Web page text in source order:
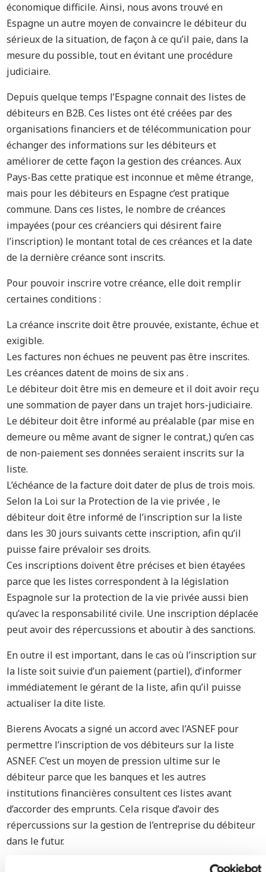
économique difficile. Ainsi, nous avons trouvé en
Espagne un autre moyen de convaincre le débiteur du
sérieux de la situation, de façon à ce qu’il paie, dans la
mesure du possible, tout en évitant une procédure
judiciaire.
Depuis quelque temps l’Espagne connait des listes de
débiteurs en B2B. Ces listes ont été créées par des
organisations financiers et de télécommunication pour
échanger des informations sur les débiteurs et
améliorer de cette façon la gestion des créances. Aux
Pays-Bas cette pratique est inconnue et même étrange,
mais pour les débiteurs en Espagne c’est pratique
commune. Dans ces listes, le nombre de créances
impayées (pour ces créanciers qui désirent faire
l’inscription) le montant total de ces créances et la date
de la dernière créance sont inscrits.
Pour pouvoir inscrire votre créance, elle doit remplir
certaines conditions :
La créance inscrite doit être prouvée, existante, échue et
exigible.
Les factures non échues ne peuvent pas être inscrites.
Les créances datent de moins de six ans .
Le débiteur doit être mis en demeure et il doit avoir reçu
une sommation de payer dans un trajet hors-judiciaire.
Le débiteur doit être informé au préalable (par mise en
demeure ou même avant de signer le contrat,) qu’en cas
de non-paiement ses données seraient inscrits sur la
liste.
L’échéance de la facture doit dater de plus de trois mois.
Selon la Loi sur la Protection de la vie privée , le
débiteur doit être informé de l’inscription sur la liste
dans les 30 jours suivants cette inscription, afin qu’il
puisse faire prévaloir ses droits.
Ces inscriptions doivent être précises et bien étayées
parce que les listes correspondent à la législation
Espagnole sur la protection de la vie privée aussi bien
qu’avec la responsabilité civile. Une inscription déplacée
peut avoir des répercussions et aboutir à des sanctions.
En outre il est important, dans le cas où l’inscription sur
la liste soit suivie d’un paiement (partiel), d’informer
immédiatement le gérant de la liste, afin qu’il puisse
actualiser la dite liste.
Bierens Avocats a signé un accord avec l’ASNEF pour
permettre l’inscription de vos débiteurs sur la liste
ASNEF. C’est un moyen de pression ultime sur le
débiteur parce que les banques et les autres
institutions financières consultent ces listes avant
d’accorder des emprunts. Cela risque d’avoir des
répercussions sur la gestion de l’entreprise du débiteur
dans le futur.
L’inscription de votre débiteur sur la liste n’aura lieu